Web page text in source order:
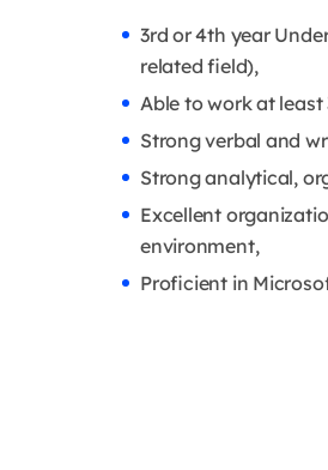
3rd or 4th year
related field),
Able to work at
Strong verbal and
Strong analytical,
Excellent
environment,
Proficient in